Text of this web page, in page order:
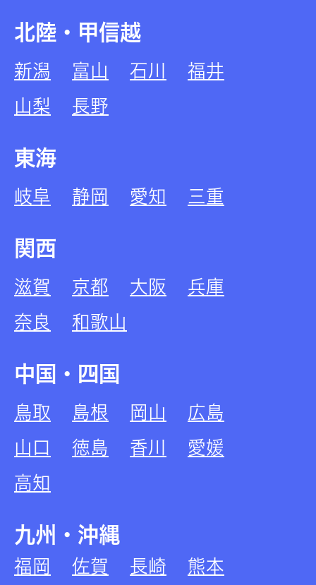
北陸・甲信越
新潟 富山 石川
福井
山梨
長野
東海
岐阜 静岡 愛知 三重
関西
滋賀 京都 大阪
兵庫
奈良
和歌山
中国・四国
鳥取 島根 岡山
広島
山口
徳島 香川
愛媛
高知
九州・沖縄
福岡 佐賀 長崎 熊本